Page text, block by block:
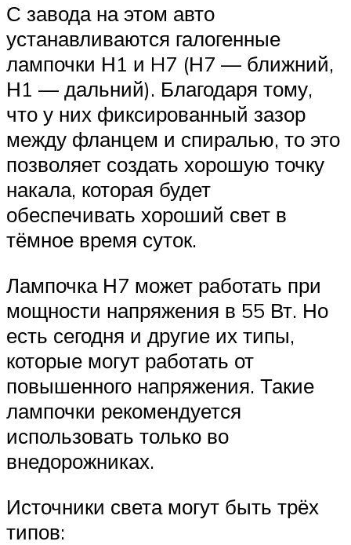
С завода на этом авто
устанавливаются галогенные
лампочки Н1 и H7 (Н7 — ближний,
Н1 — дальний). Благодаря тому,
что у них фиксированный зазор
между фланцем и спиралью, то это
позволяет создать хорошую точку
накала, которая будет
обеспечивать хороший свет в
тёмное время суток.
Лампочка Н7 может работать при
мощности напряжения в 55 Вт. Но
есть сегодня и другие их типы,
которые могут работать от
повышенного напряжения. Такие
лампочки рекомендуется
использовать только во
внедорожниках.
Источники света могут быть трёх
типов: